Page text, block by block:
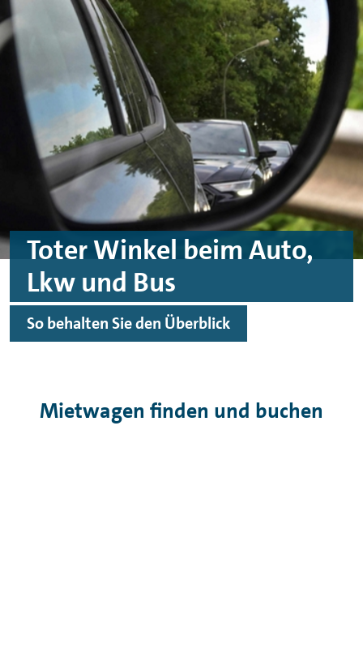
Skip to main content
Skip to footer
Toter Winkel beim Auto,
Lkw und Bus
So behalten Sie den Überblick
Mietwagen finden und buchen